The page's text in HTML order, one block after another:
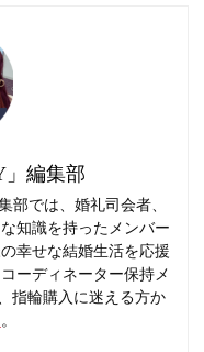
」編集部
部では、婚礼司会者、
知識を持ったメンバー
幸せな結婚生活を応援
ーディネーター保持メ
指輪購入に迷える方か
。